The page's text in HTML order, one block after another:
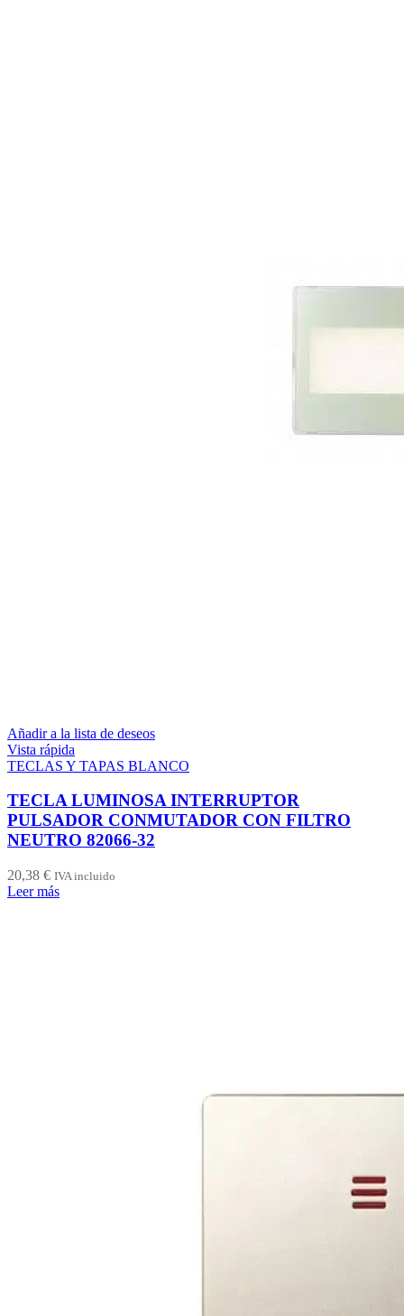
Añadir a la lista de deseos
Vista rápida
TECLAS Y TAPAS BLANCO
TECLA LUMINOSA INTERRUPTOR
PULSADOR CONMUTADOR CON FILTRO
NEUTRO 82066-32
20,38 € IVA incluido
Leer más